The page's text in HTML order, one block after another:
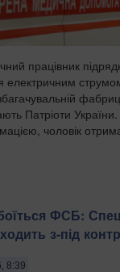
працівник
електричним
Патріоти
чоловік
боїться ФСБ:
з-під
8:39